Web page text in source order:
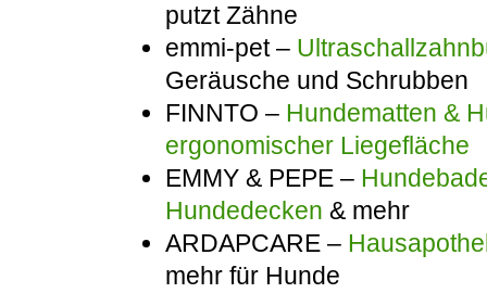
putzt Zähne
emmi-pet –
Geräusche und Schrubben
FINNTO – Hundematten &
ergonomischer Liegefläche
EMMY & PEPE –
Hundedecken & mehr
ARDAPCARE –
mehr für Hunde